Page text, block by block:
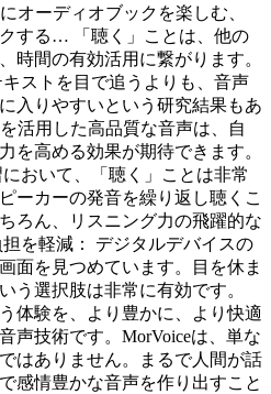
オーディオブックを楽しむ、
する… 「聴く」ことは、他の
時間の有効活用に繋がります。
ストを目で追うよりも、音声
入りやすいという研究結果もあ
活用した高品質な音声は、自
を高める効果が期待できます。
おいて、「聴く」ことは非常
ーカーの発音を繰り返し聴くこ
ろん、リスニング力の飛躍的な
を軽減： デジタルデバイスの
面を見つめています。目を休ま
う選択肢は非常に有効です。
体験を、より豊かに、より快適
声技術です。MorVoiceは、単な
はありません。まるで人間が話
感情豊かな音声を作り出すこと